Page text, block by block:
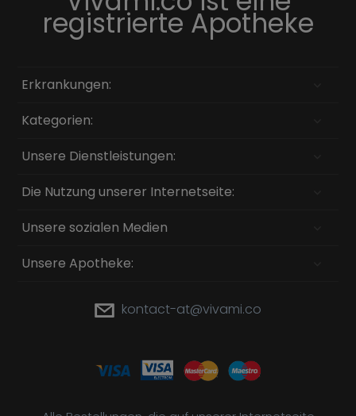
registrierte Apotheke
Erkrankungen:
Kategorien:
Unsere Dienstleistungen:
Die Nutzung unserer Internetseite:
Unsere sozialen Medien
Unsere Apotheke:
kontact-at@vivami.co